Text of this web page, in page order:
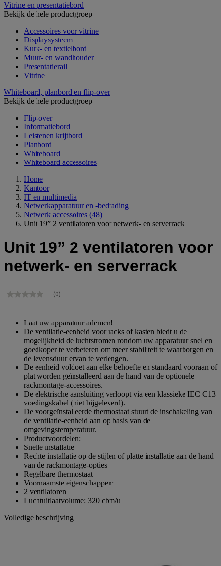
Vitrine en presentatiebord
Bekijk de hele productgroep
Accessoires voor vitrine
Displaysysteem
Kurk- en textielbord
Muur- en wandhouder
Presentatierail
Vitrine
Whiteboard, planbord en flip-over
Bekijk de hele productgroep
Flip-over
Informatiebord
Leistenen krijtbord
Planbord
Whiteboard
Whiteboard accessoires
Home
Kantoor
IT en multimedia
Netwerkapparatuur en -bedrading
Netwerk accessoires (48)
Unit 19” 2 ventilatoren voor netwerk- en serverrack
Unit 19” 2 ventilatoren voor
netwerk- en serverrack
Geen
paginalink.
(0)
Laat uw apparatuur ademen!
De ventilatie-eenheid voor racks of kasten biedt u de
mogelijkheid de luchtstromen rondom uw apparatuur snel en
goedkoper te verbeteren om meer stabiliteit te waarborgen en
de levensduur ervan te verlengen.
De eenheid voldoet aan elke behoefte en standaard vooraan of
plat worden geïnstalleerd aan de hand van de optionele
rackmontage-accessoires.
De elektrische aansluiting verloopt via een klassieke IEC C13
voedingskabel (niet bijgeleverd).
De voorgeïnstalleerde thermostaat stuurt de inschakeling van
de ventilatie-eenheid aan op basis van de
omgevingstemperatuur.
Productvoordelen:
Snelle installatie
Rechte installatie op de stijlen of platte installatie aan de hand
van de rackmontage-opties
Regelbare thermostaat
Voornaamste eigenschappen:
2 ventilatoren
Luchtuitlaatvolume: 320 cbm/u
Volledige beschrijving